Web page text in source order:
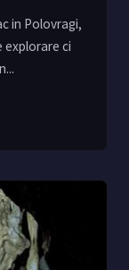
in Polovragi,
explorare ci